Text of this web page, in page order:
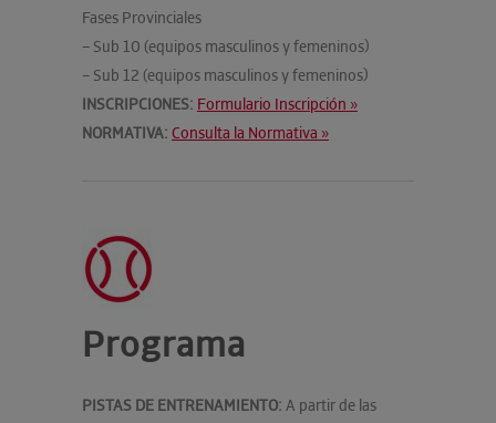
Fases Provinciales
– Sub 10 (equipos masculinos y femeninos)
– Sub 12 (equipos masculinos y femeninos)
INSCRIPCIONES: Formulario Inscripción »
NORMATIVA: Consulta la Normativa »
Programa
PISTAS DE ENTRENAMIENTO: A partir de las